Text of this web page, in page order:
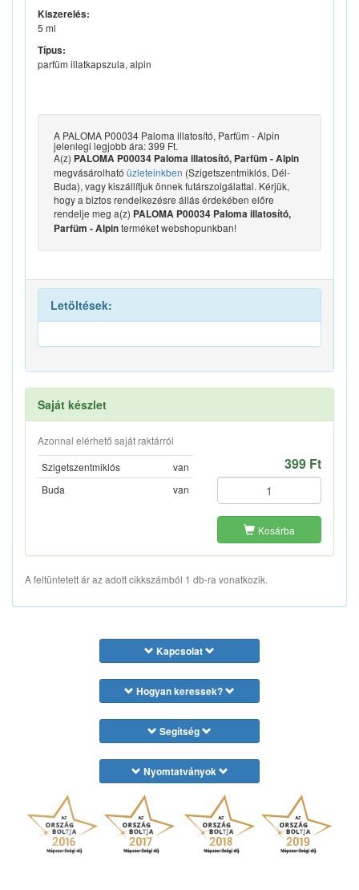
Kiszerelés:
5 ml
Típus:
parfüm illatkapszula, alpin
A PALOMA P00034 Paloma illatosító, Parfüm - Alpin
jelenlegi legjobb ára: 399 Ft.
A(z) PALOMA P00034 Paloma illatosító, Parfüm - Alpin
megvásárolható üzleteinkben (Szigetszentmiklós, Dél-
Buda), vagy kiszállítjuk önnek futárszolgálattal. Kérjük,
hogy a biztos rendelkezésre állás érdekében előre
rendelje meg a(z) PALOMA P00034 Paloma illatosító,
Parfüm - Alpinterméket webshopunkban!
Letöltések:
Saját készlet
Azonnal elérhető saját raktárról
Szigetszentmiklós
van
Buda
van
399 Ft
Kosárba
A feltüntetett ár az adott cikkszámból 1 db-ra vonatkozik.
Kapcsolat
Hogyan keressek?
Segítség
Nyomtatványok